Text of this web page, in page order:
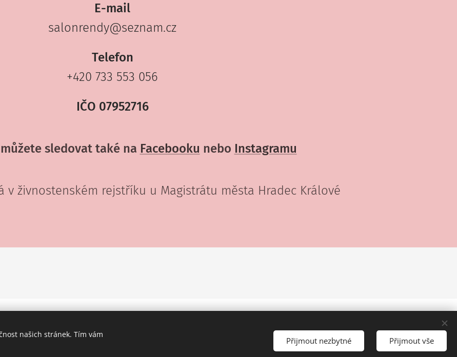
E-mail
salonrendy@seznam.cz
Telefon
+420 733 553 056
IČO 07952716
sledovat také na Facebooku nebo Instagramu
v živnostenském rejstříku u Magistrátu města Hradec Králové
našich stránek. Tím vám
Přijmout nezbytné Přijmout vše